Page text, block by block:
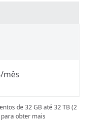
mês
de 32 GB até 32 TB (2
para obter mais